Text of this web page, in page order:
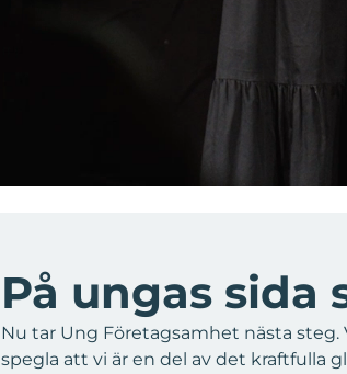
På ungas sida
Nu tar Ung Företagsamhet nästa
spegla att vi är en del av det kraftfulla